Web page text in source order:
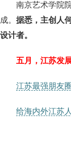
南京艺术学院院
成。 据悉，主创人
设计者。
五月，江苏发
江苏最强朋友
给海内外江苏